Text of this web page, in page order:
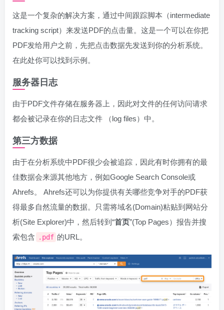
这是一个复杂的解决方案，通过中间跟踪脚本（intermediate
tracking script）来发送PDF的点击量。这是一个可以在你把
PDF发给用户之前，先把点击数据先发送到你的分析系统。
在此处你可以找到示例。
服务器日志
由于PDF文件存储在服务器上，因此对文件的任何访问请求
都会被记录在你的日志文件 （log files）中。
第三方数据
由于在分析系统中PDF很少会被追踪，因此有时你拥有的最
佳数据会来源其他地方，例如Google Search Console或
Ahrefs。 Ahrefs还可以为你提供有关哪些竞争对手的PDF获
得最多自然流量的数据。只需将域名(Domain)粘贴到网站分
析(Site Explorer)中，然后转到“首页”(Top Pages）报告并搜
索包含
.pdf 的URL。